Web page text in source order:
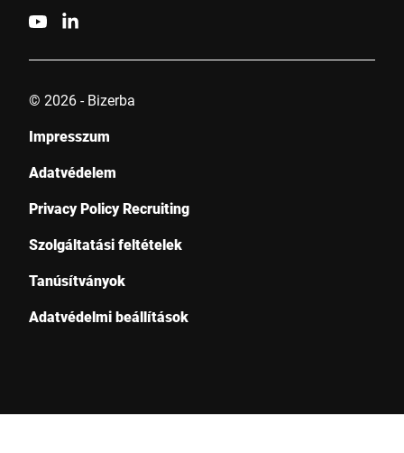
© 2026 - Bizerba
Impresszum
Adatvédelem
Privacy Policy Recruiting
Szolgáltatási feltételek
Tanúsítványok
Adatvédelmi beállítások